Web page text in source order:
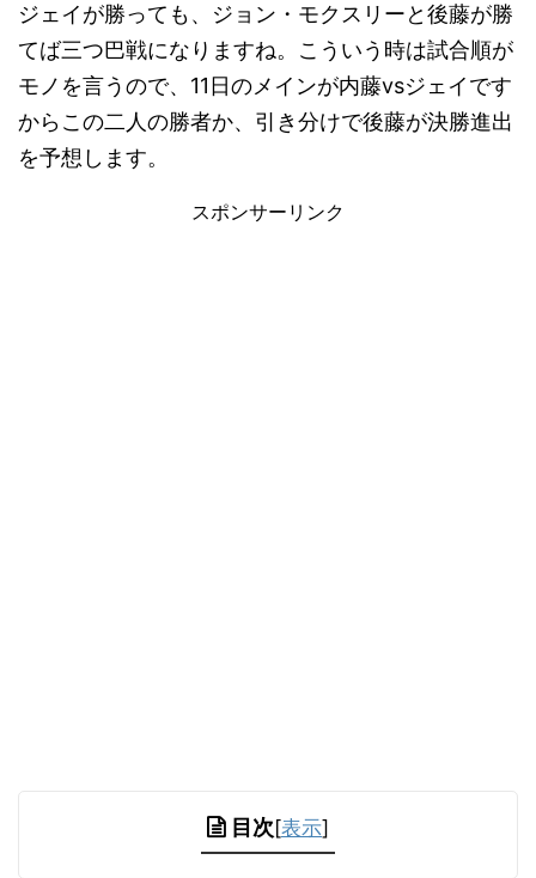
ジェイが勝っても、ジョン・モクスリーと後藤が勝
てば三つ巴戦になりますね。こういう時は試合順が
モノを言うので、11日のメインが内藤vsジェイです
からこの二人の勝者か、引き分けで後藤が決勝進出
を予想します。
スポンサーリンク
目次[表示]